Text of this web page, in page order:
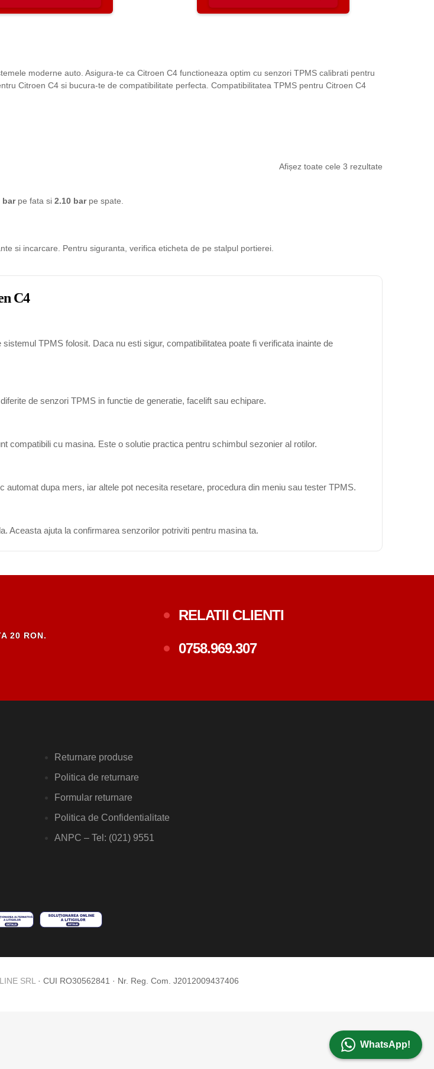
moderne auto. Asigura-te ca Citroen C4 functioneaza optim cu senzori TPMS calibrati pentru
Citroen C4 si bucura-te de compatibilitate perfecta. Compatibilitatea TPMS pentru Citroen C4
Afișez toate cele 3 rezultate
barpe fata si 2.10 barpe spate.
si incarcare. Pentru siguranta, verifica eticheta de pe stalpul portierei.
C4
TPMS folosit. Daca nu esti sigur, compatibilitatea poate fi verificata inainte de
de senzori TPMS in functie de generatie, facelift sau echipare.
compatibili cu masina. Este o solutie practica pentru schimbul sezonier al rotilor.
dupa mers, iar altele pot necesita resetare, procedura din meniu sau tester TPMS.
Aceasta ajuta la confirmarea senzorilor potriviti pentru masina ta.
WhatsApp!
20 RON.
RELATII CLIENTI
0758.969.307
Returnare produse
Politica de returnare
Formular returnare
Politica de Confidentialitate
ANPC – Tel: (021) 9551
SRL· CUI RO30562841 · Nr. Reg. Com. J2012009437406